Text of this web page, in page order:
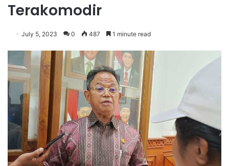
Terakomodir
July 5, 2023 0 487 1 minute read